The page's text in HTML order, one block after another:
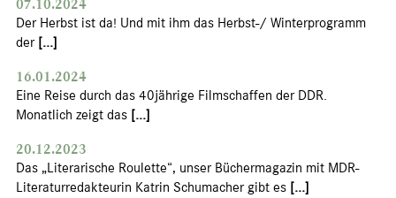
Der Herbst ist da! Und mit ihm das Herbst-/ Winterprogramm
der [...]
16.01.2024
Eine Reise durch das 40jährige Filmschaffen der DDR.
Monatlich zeigt das [...]
20.12.2023
Das „Literarische Roulette“, unser Büchermagazin mit MDR-
Literaturredakteurin Katrin Schumacher gibt es [...]